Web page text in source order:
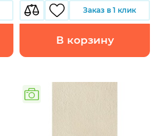
Заказ в 1 клик
В корзину